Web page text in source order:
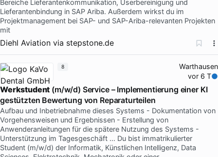
Bereiche Lieferantenkommunikation, Userbereinigung und
Lieferantenbindung in SAP Ariba. Außerdem wirkst du im
Projektmanagement bei SAP- und SAP-Ariba-relevanten Projekten
mit
Diehl Aviation via stepstone.de
Warthausen
vor 6 T
Werkstudent (m/w/d) Service – Implementierung einer KI
gestützten Bewertung von Reparaturteilen
Aufbau und Inbetriebnahme dieses Systems - Dokumentation von
Vorgehensweisen und Ergebnissen - Erstellung von
Anwenderanleitungen für die spätere Nutzung des Systems -
Unterstützung im Tagesgeschäft … Du bist immatrikulierter
Student (m/w/d) der Informatik, Künstlichen Intelligenz, Data
8